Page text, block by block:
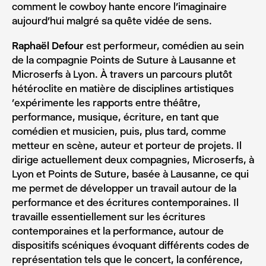
comment le cowboy hante encore l’imaginaire
aujourd’hui malgré sa quête vidée de sens.
Raphaël Defour est performeur, comédien au sein
de la compagnie Points de Suture à Lausanne et
Microserfs à Lyon. À travers un parcours plutôt
hétéroclite en matière de disciplines artistiques
’expérimente les rapports entre théâtre,
performance, musique, écriture, en tant que
comédien et musicien, puis, plus tard, comme
metteur en scène, auteur et porteur de projets. Il
dirige actuellement deux compagnies, Microserfs, à
Lyon et Points de Suture, basée à Lausanne, ce qui
me permet de développer un travail autour de la
performance et des écritures contemporaines. Il
travaille essentiellement sur les écritures
contemporaines et la performance, autour de
dispositifs scéniques évoquant différents codes de
représentation tels que le concert, la conférence,